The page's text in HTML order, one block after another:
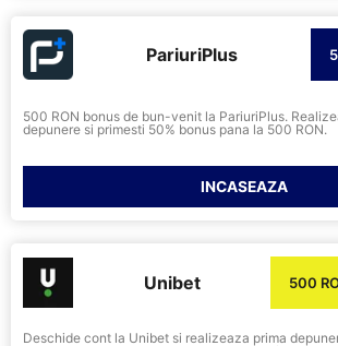
PariuriPlus
500 RON bonus de bun-venit la PariuriPlus.
depunere si primesti 50% bonus pana la 500 RON.
INCASEAZA
Unibet 500
Deschide cont la Unibet si realizeaza prima